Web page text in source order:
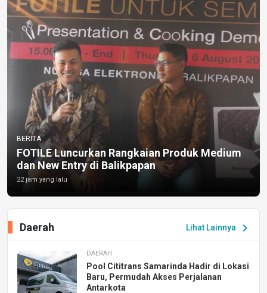
BERITA
FOTILE Luncurkan Rangkaian Produk Medium
dan New Entry di Balikpapan
22 jam yang lalu
Lihat Lainnya chevron_right
Daerah
DAERAH
Pool Cititrans Samarinda Hadir di Lokasi
Baru, Permudah Akses Perjalanan
Antarkota